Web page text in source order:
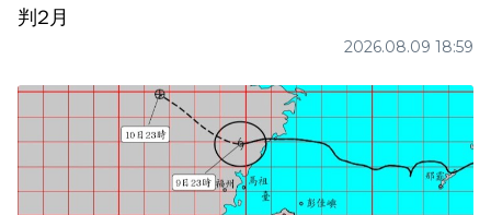
判2月
2026.08.09 18:59